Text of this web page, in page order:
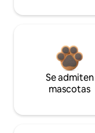
Se admiten
mascotas